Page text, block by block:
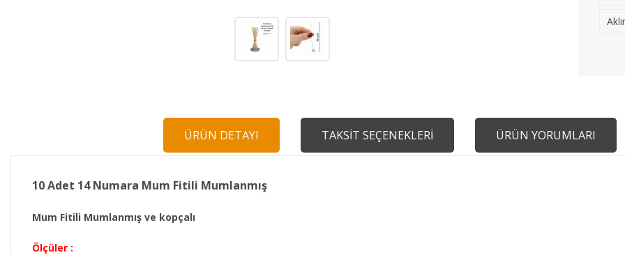
ÜRÜN DETAYI TAKSİT SEÇENEKLERİ ÜRÜN YORUMLARI
10 Adet 14 Numara Mum Fitili Mumlanmış
Mum Fitili Mumlanmış ve kopçalı
Ölçüler :